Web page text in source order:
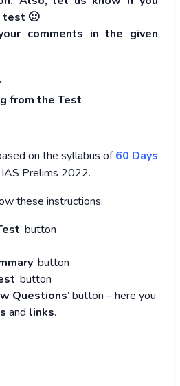
test 🙂
comments in the given
from the Test
on the syllabus of60 Days
Prelims 2022.
these instructions:
’ button
’ button
’ button
Questions’ button – here you
and links.